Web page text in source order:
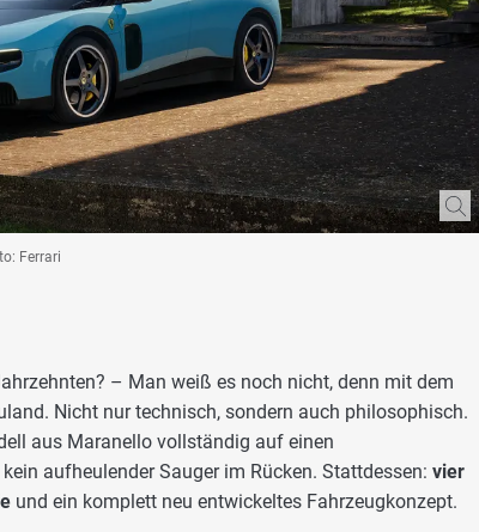
Ferrari
– Man weiß es noch nicht, denn mit dem
Nicht nur technisch, sondern auch philosophisch.
aus Maranello vollständig auf einen
aufheulender Sauger im Rücken. Stattdessen: vier
und ein komplett neu entwickeltes Fahrzeugkonzept.